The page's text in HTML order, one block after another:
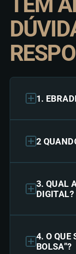
1.
2
3. QUAL
DIGITAL?
4. O QUE
BOLSA”?